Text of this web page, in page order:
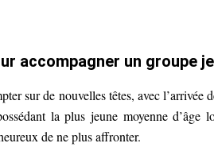
accompagner un groupe
sur de nouvelles têtes, avec l’arrivée
la plus jeune moyenne d’âge
de ne plus affronter.